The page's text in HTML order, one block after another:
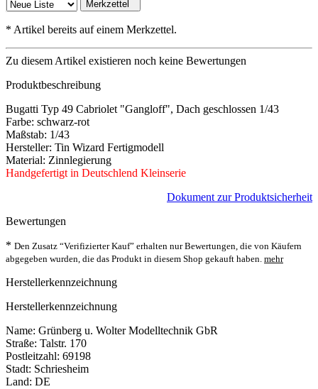
Merkzettel
* Artikel bereits auf einem Merkzettel.
Zu diesem Artikel existieren noch keine Bewertungen
Produktbeschreibung
Bugatti Typ 49 Cabriolet "Gangloff", Dach geschlossen 1/43
Farbe: schwarz-rot
Maßstab: 1/43
Hersteller: Tin Wizard Fertigmodell
Material: Zinnlegierung
Handgefertigt in Deutschlend Kleinserie
Dokument zur Produktsicherheit
Bewertungen
* Den Zusatz “Verifizierter Kauf” erhalten nur Bewertungen, die von Käufern
abgegeben wurden, die das Produkt in diesem Shop gekauft haben. mehr
Herstellerkennzeichnung
Herstellerkennzeichnung
Name: Grünberg u. Wolter Modelltechnik GbR
Straße: Talstr. 170
Postleitzahl: 69198
Stadt: Schriesheim
Land: DE